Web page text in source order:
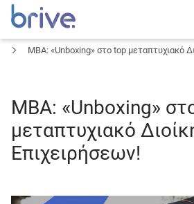
MBA: «Unboxing» στο top μεταπτυχιακό
MBA: «Unboxing»
μεταπτυχιακό
Επιχειρήσεων!